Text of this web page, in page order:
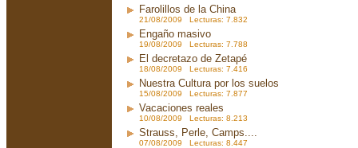
Farolillos de la China
21/08/2009 Lecturas: 7.832
Engaño masivo
19/08/2009 Lecturas: 7.788
El decretazo de Zetapé
18/08/2009 Lecturas: 7.416
Nuestra Cultura por los suelos
15/08/2009 Lecturas: 7.877
Vacaciones reales
10/08/2009 Lecturas: 8.213
Strauss, Perle, Camps....
07/08/2009 Lecturas: 8.447